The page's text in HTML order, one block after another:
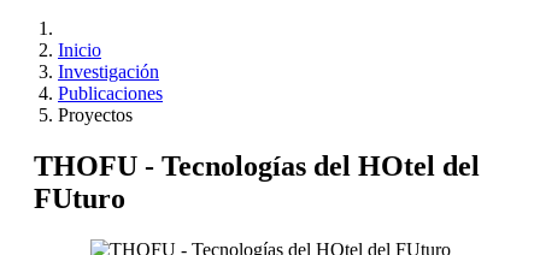
Inicio
Investigación
Publicaciones
Proyectos
THOFU - Tecnologías del HOtel del
FUturo